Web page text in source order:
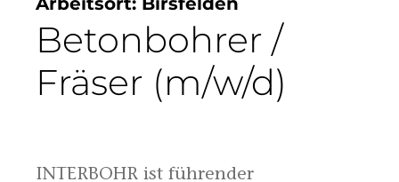
Medizin, Gesundheitswesen, Pflege
Sicherheit, Rettung, Polizei, Zoll
Verkauf, Handel, Kundenberatung,